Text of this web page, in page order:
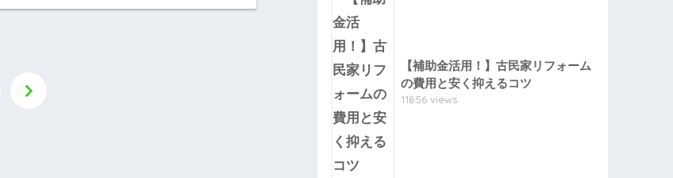
【補助金活用！】古民家リフォーム
の費用と安く抑えるコツ
11856 views